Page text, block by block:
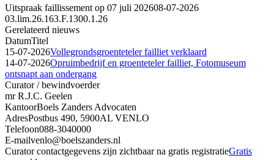
Uitspraak faillissement op 07 juli 202608-07-2026
03.lim.26.163.F.1300.1.26
Gerelateerd nieuws
DatumTitel
15-07-2026Vollegrondsgroenteteler failliet verklaard
14-07-2026Opruimbedrijf en groenteteler failliet, Fotomuseum
ontsnapt aan ondergang
Curator / bewindvoerder
mr R.J.C. Geelen
KantoorBoels Zanders Advocaten
AdresPostbus 490, 5900AL VENLO
Telefoon088-3040000
E-mailvenlo@boelszanders.nl
Curator contactgegevens zijn zichtbaar na gratis registratieGratis